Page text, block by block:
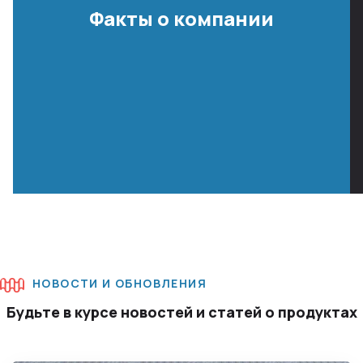
Факты о компании
НОВОСТИ И ОБНОВЛЕНИЯ
Будьте в курсе новостей и статей о продуктах